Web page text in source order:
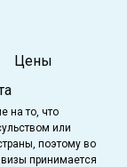
Цены
на то, что
или
поэтому во
принимается